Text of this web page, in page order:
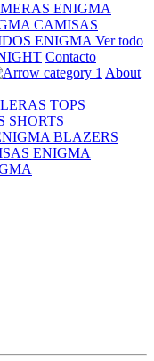
ENIGMA
CAMISAS
ENIGMA Ver todo
Contacto
About
TOPS
SHORTS
BLAZERS
ENIGMA